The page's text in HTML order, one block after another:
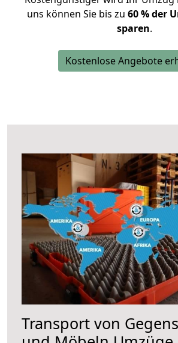
uns können Sie bis zu 60 % der
sparen.
Kostenlose Angebote
Transport von